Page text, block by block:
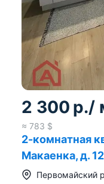
2 300 р./
≈ 783 $
2-комнатная
Макаенка, д.
Первомайский